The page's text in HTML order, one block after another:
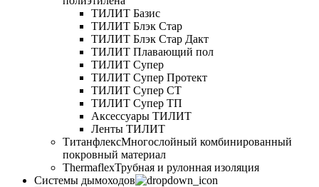
ТИЛИТ Базис
ТИЛИТ Блэк Стар
ТИЛИТ Блэк Стар Дакт
ТИЛИТ Плавающий пол
ТИЛИТ Супер
ТИЛИТ Супер Протект
ТИЛИТ Супер СТ
ТИЛИТ Супер ТП
Аксессуары ТИЛИТ
Ленты ТИЛИТ
ТитанфлексМногослойный комбинированный
покровный материал
ThermaflexТрубная и рулонная изоляция
Cистемы дымоходов